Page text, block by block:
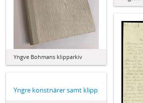
Yngve Bohmans klipparkiv
Yngre konstnärer samt klipp